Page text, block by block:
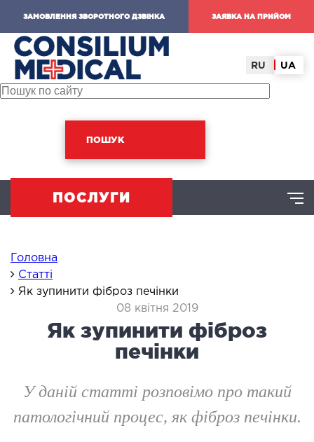
ЗАМОВЛЕННЯ ЗВОРОТНОГО ДЗВІНКА ЗАЯВКА НА ПРИЙОМ
RU UA
ПОШУК
ПОСЛУГИ
НАПРЯМ
хірургія
Головна
Статті
Як зупинити фіброз печінки
08 квітня 2019
Як зупинити фіброз
печінки
У даній статті розповімо про такий
патологічний процес, як фіброз печінки.